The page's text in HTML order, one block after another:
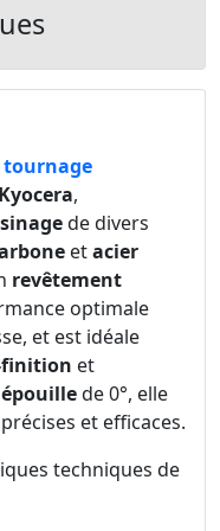
tournage
Kyocera,
de divers
etacier
revêtement
optimale
et est idéale
finition et
de 0°, elle
et efficaces.
techniques de